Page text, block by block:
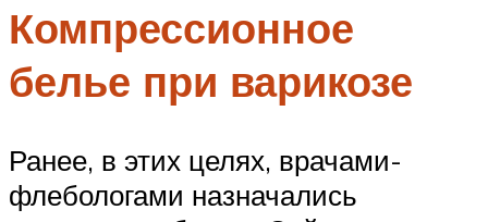
Компрессионное
белье при варикозе
Ранее, в этих целях, врачами-
флебологами назначались